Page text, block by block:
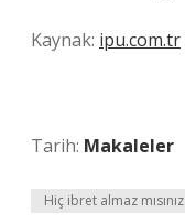
Kaynak: ipu.com.tr
Tarih: Makaleler
Hiç ibret almaz mısınız